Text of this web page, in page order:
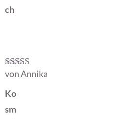
ch
Bewertet mit
von Annika
Ko
sm